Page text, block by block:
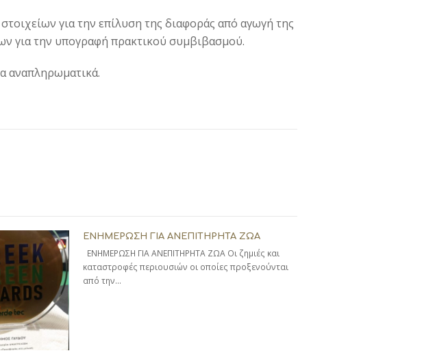
για την επίλυση της διαφοράς από αγωγή της
για την υπογραφή πρακτικού συμβιβασμού.
αναπληρωματικά.
ΕΝΗΜΕΡΩΣΗ ΓΙΑ ΑΝΕΠΙΤΗΡΗΤΑ ΖΩΑ
ΕΝΗΜΕΡΩΣΗ ΓΙΑ ΑΝΕΠΙΤΗΡΗΤΑ ΖΩΑ Οι ζημιές και
καταστροφές περιουσιών οι οποίες προξενούνται
από την…